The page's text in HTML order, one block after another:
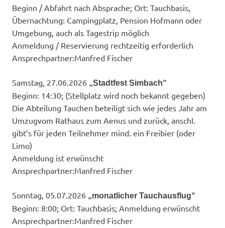
Beginn / Abfahrt nach Absprache; Ort: Tauchbasis,
Übernachtung: Campingplatz, Pension Hofmann oder
Umgebung, auch als Tagestrip möglich
Anmeldung / Reservierung rechtzeitig erforderlich
Ansprechpartner:​Manfred Fischer
Samstag, 27.06.2026 „Stadtfest Simbach“
Beginn: 14:30; (Stellplatz wird noch bekannt gegeben)
Die Abteilung Tauchen beteiligt sich wie jedes Jahr am
Umzugvom Rathaus zum Aenus und zurück, anschl.
gibt’s für jeden Teilnehmer mind. ein Freibier (oder
Limo)
Anmeldung ist erwünscht
Ansprechpartner:​Manfred Fischer
Sonntag, 05.07.2026 „monatlicher Tauchausflug“
Beginn: 8:00; Ort: Tauchbasis; Anmeldung erwünscht
Ansprechpartner:​Manfred Fischer